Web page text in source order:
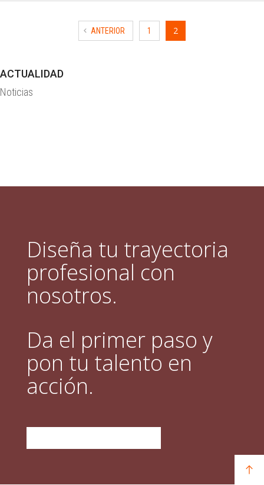
ANTERIOR 1 2
ACTUALIDAD
Noticias
Diseña tu trayectoria
profesional con
nosotros.
Da el primer paso y
pon tu talento en
acción.